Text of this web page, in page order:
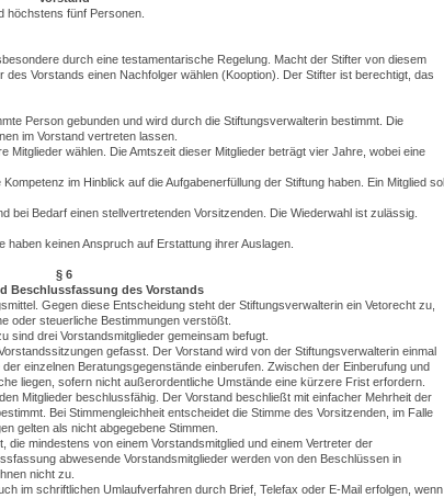
höchstens fünf Personen.
durch eine testamentarische Regelung. Macht der Stifter von diesem
Vorstands einen Nachfolger wählen (Kooption). Der Stifter ist berechtigt, das
Person gebunden und wird durch die Stiftungsverwalterin bestimmt. Die
im Vorstand vertreten lassen.
Mitglieder wählen. Die Amtszeit dieser Mitglieder beträgt vier Jahre, wobei eine
im Hinblick auf die Aufgabenerfüllung der Stiftung haben. Ein Mitglied soll
bei Bedarf einen stellvertretenden Vorsitzenden. Die Wiederwahl ist zulässig.
keinen Anspruch auf Erstattung ihrer Auslagen.
§ 6
Beschlussfassung des Vorstands
Gegen diese Entscheidung steht der Stiftungsverwalterin ein Vetorecht zu,
oder steuerliche Bestimmungen verstößt.
sind drei Vorstandsmitglieder gemeinsam befugt.
gefasst. Der Vorstand wird von der Stiftungsverwalterin einmal
einzelnen Beratungsgegenstände einberufen. Zwischen der Einberufung und
liegen, sofern nicht außerordentliche Umstände eine kürzere Frist erfordern.
Mitglieder beschlussfähig. Der Vorstand beschließt mit einfacher Mehrheit der
Bei Stimmengleichheit entscheidet die Stimme des Vorsitzenden, im Falle
gelten als nicht abgegebene Stimmen.
mindestens von einem Vorstandsmitglied und einem Vertreter der
abwesende Vorstandsmitglieder werden von den Beschlüssen in
nicht zu.
im schriftlichen Umlaufverfahren durch Brief, Telefax oder E-Mail erfolgen, wenn